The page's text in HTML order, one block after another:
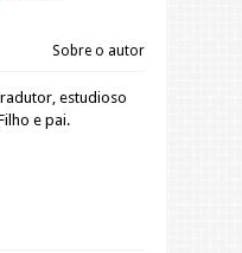
Sobre o autor
estudioso
e pai.